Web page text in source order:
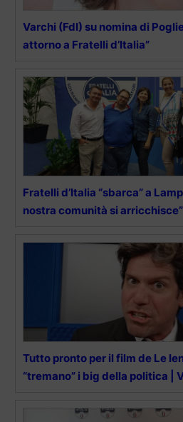
Varchi (FdI) su nomina di
attorno a Fratelli d’Italia”
Fratelli d’Italia “sbarca” a
nostra comunità si arricchisce”
Tutto pronto per il film de Le
“tremano” i big della politica |